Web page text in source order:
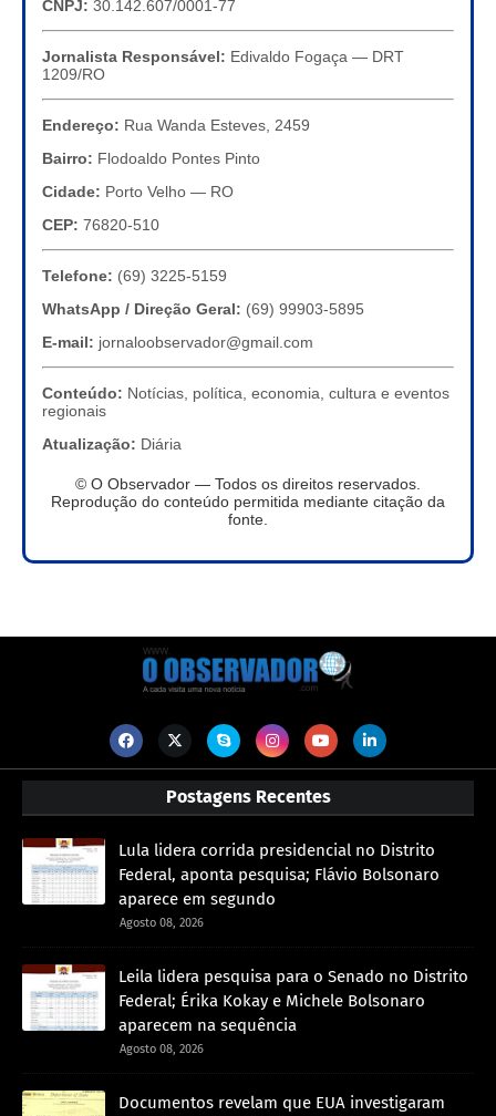
CNPJ: 30.142.607/0001-77
Jornalista Responsável: Edivaldo Fogaça — DRT
1209/RO
Endereço: Rua Wanda Esteves, 2459
Bairro: Flodoaldo Pontes Pinto
Cidade: Porto Velho — RO
CEP: 76820-510
Telefone: (69) 3225-5159
WhatsApp / Direção Geral: (69) 99903-5895
E-mail: jornaloobservador@gmail.com
Conteúdo: Notícias, política, economia, cultura e eventos
regionais
Atualização: Diária
© O Observador — Todos os direitos reservados.
Reprodução do conteúdo permitida mediante citação da
fonte.
Postagens Recentes
Lula lidera corrida presidencial no Distrito
Federal, aponta pesquisa; Flávio Bolsonaro
aparece em segundo
Agosto 08, 2026
Leila lidera pesquisa para o Senado no Distrito
Federal; Érika Kokay e Michele Bolsonaro
aparecem na sequência
Agosto 08, 2026
Documentos revelam que EUA investigaram